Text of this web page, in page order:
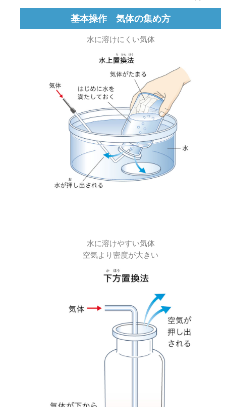
基本操作 気体の集め方
水に溶けにくい気体
水に溶けやすい気体
空気より密度が大きい